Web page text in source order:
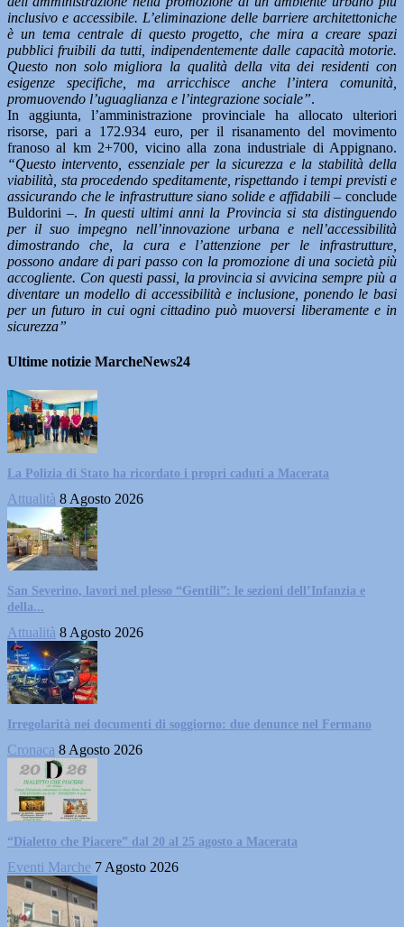
inclusivo e accessibile. L’eliminazione delle barriere architettoniche
è un tema centrale di questo progetto, che mira a creare spazi
pubblici fruibili da tutti, indipendentemente dalle capacità motorie.
Questo non solo migliora la qualità della vita dei residenti con
esigenze specifiche, ma arricchisce anche l’intera comunità,
promuovendo l’uguaglianza e l’integrazione sociale”.
In aggiunta, l’amministrazione provinciale ha allocato ulteriori
risorse, pari a 172.934 euro, per il risanamento del movimento
franoso al km 2+700, vicino alla zona industriale di Appignano.
“Questo intervento, essenziale per la sicurezza e la stabilità della
viabilità, sta procedendo speditamente, rispettando i tempi previsti e
assicurando che le infrastrutture siano solide e affidabili– conclude
Buldorini –. In questi ultimi anni la Provincia si sta distinguendo
per il suo impegno nell’innovazione urbana e nell’accessibilità
dimostrando che, la cura e l’attenzione per le infrastrutture,
possono andare di pari passo con la promozione di una società più
accogliente. Con questi passi, la provincia si avvicina sempre più a
diventare un modello di accessibilità e inclusione, ponendo le basi
per un futuro in cui ogni cittadino può muoversi liberamente e in
sicurezza”
Ultime notizie MarcheNews24
La Polizia di Stato ha ricordato i propri caduti a Macerata
Attualità 8 Agosto 2026
San Severino, lavori nel plesso “Gentili”: le sezioni dell’Infanzia e
della...
Attualità 8 Agosto 2026
Irregolarità nei documenti di soggiorno: due denunce nel Fermano
Cronaca 8 Agosto 2026
“Dialetto che Piacere” dal 20 al 25 agosto a Macerata
Eventi Marche 7 Agosto 2026